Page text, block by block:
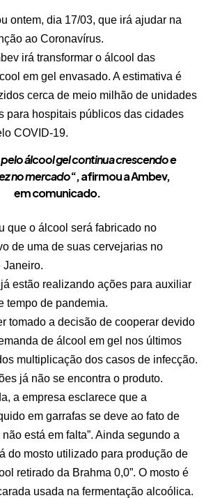
ontem, dia 17/03, que irá ajudar na
ao Coronavírus.
irá transformar o álcool das
em gel envasado. A estimativa é
cerca de meio milhão de unidades
para hospitais públicos das cidades
COVID-19.
álcool gel continua crescendo e
no mercado“, afirmou a Ambev,
em comunicado.
que o álcool será fabricado no
de uma de suas cervejarias no
Janeiro.
estão realizando ações para auxiliar
tempo de pandemia.
tomado a decisão de cooperar devido
de álcool em gel nos últimos
multiplicação dos casos de infecção.
já não se encontra o produto.
a empresa esclarece que a
em garrafas se deve ao fato de
está em falta”. Ainda segundo a
do mosto utilizado para produção de
retirado da Brahma 0,0”. O mosto é
usada na fermentação alcoólica.